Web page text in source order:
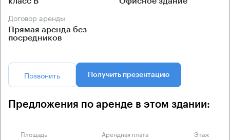
Договор аренды
Прямая аренда без
посредников
Позвонить Получить презентацию
Предложения по аренде в этом здании:
Площадь Арендная плата Этаж